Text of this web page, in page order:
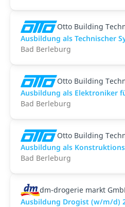
Otto Building
Ausbildung als Technischer
Bad Berleburg
Otto Building
Ausbildung als Elektroniker
Bad Berleburg
Otto Building
Ausbildung als
Bad Berleburg
dm-drogerie markt
Ausbildung Drogist (w/m/d)